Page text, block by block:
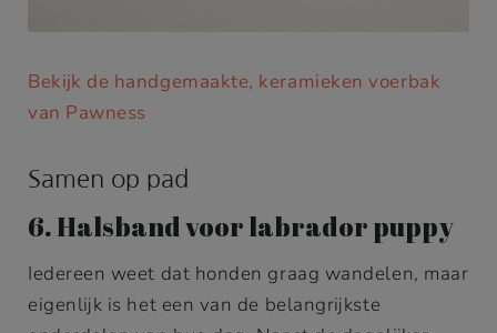
Bekijk de handgemaakte, keramieken voerbak
van Pawness
Samen op pad
6. Halsband voor labrador puppy
Iedereen weet dat honden graag wandelen, maar
eigenlijk is het een van de belangrijkste